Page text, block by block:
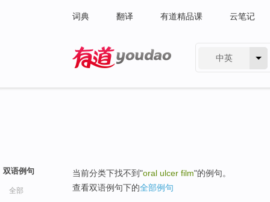
词典 翻译 有道精品课 云笔记
中英
双语例句
全部
当前分类下找不到"oral ulcer film"的例句。
查看双语例句下的全部例句